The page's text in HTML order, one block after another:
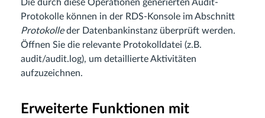
Die durch diese Operationen generierten Audit-
Protokolle können in der RDS-Konsole im Abschnitt
Protokolleder Datenbankinstanz überprüft werden.
Öffnen Sie die relevante Protokolldatei (z.B.
audit/audit.log), um detaillierte Aktivitäten
aufzuzeichnen.
Erweiterte Funktionen mit